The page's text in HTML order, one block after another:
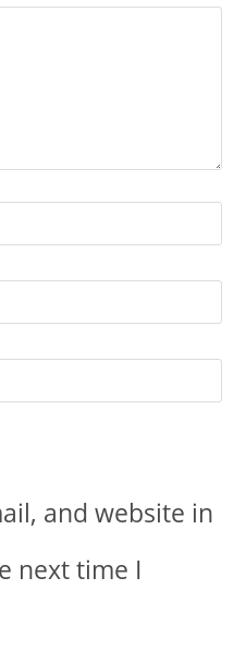
and website in
next time I